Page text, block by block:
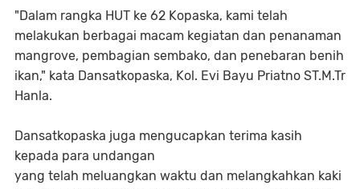
"Dalam rangka HUT ke 62 Kopaska, kami telah
melakukan berbagai macam kegiatan dan penanaman
mangrove, pembagian sembako, dan penebaran benih
ikan," kata Dansatkopaska, Kol. Evi Bayu Priatno ST.M.Tr
Hanla.
Dansatkopaska juga mengucapkan terima kasih
kepada para undangan
yang telah meluangkan waktu dan melangkahkan kaki